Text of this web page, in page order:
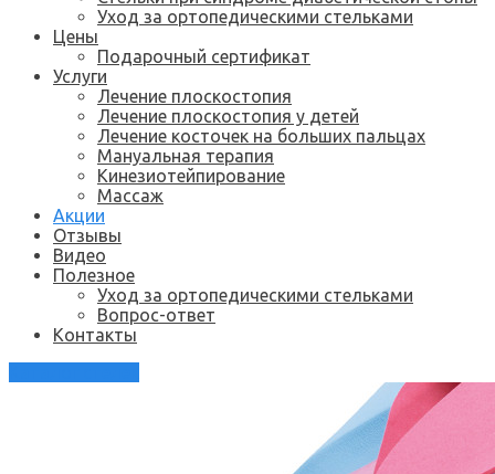
Уход за ортопедическими стельками
Цены
Подарочный сертификат
Услуги
Лечение плоскостопия
Лечение плоскостопия у детей
Лечение косточек на больших пальцах
Мануальная терапия
Кинезиотейпирование
Массаж
Акции
Отзывы
Видео
Полезное
Уход за ортопедическими стельками
Вопрос-ответ
Контакты